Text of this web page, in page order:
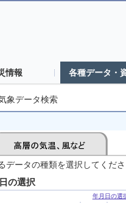
情報 各種データ・
象データ検索
データの種類を選択してくだ
の選択
年月日の選